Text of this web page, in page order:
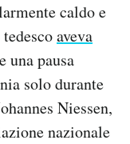
caldo e
aveva
una pausa
solo durante
Niessen,
nazionale